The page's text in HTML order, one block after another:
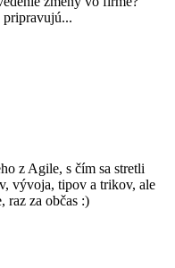
pripravujú...
z Agile, s čím sa stretli
vývoja, tipov a trikov, ale
raz za občas :)